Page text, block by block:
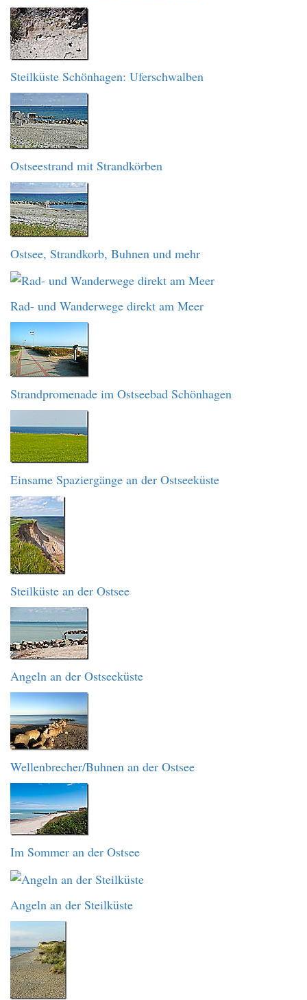
Steilküste Schönhagen: Uferschwalben
Ostseestrand mit Strandkörben
Ostsee, Strandkorb, Buhnen und mehr
Rad- und Wanderwege direkt am Meer
Strandpromenade im Ostseebad Schönhagen
Einsame Spaziergänge an der Ostseeküste
Steilküste an der Ostsee
Angeln an der Ostseeküste
Wellenbrecher/Buhnen an der Ostsee
Im Sommer an der Ostsee
Angeln an der Steilküste